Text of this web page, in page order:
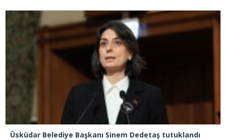
Üsküdar Belediye Başkanı Sinem Dedetaş tutuklandı